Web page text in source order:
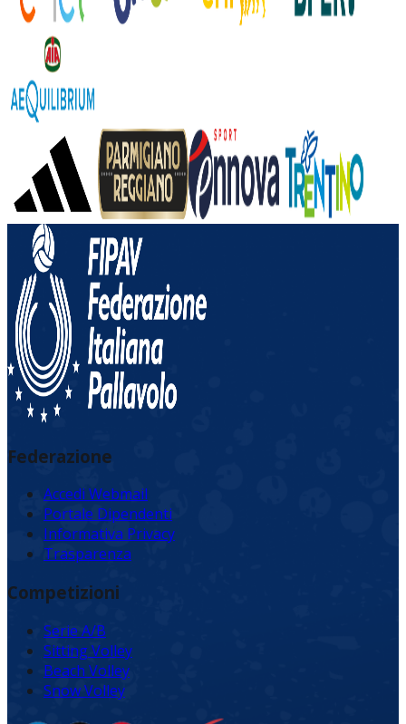
Federazione
Accedi Webmail
Portale Dipendenti
Informativa Privacy
Trasparenza
Competizioni
Serie A/B
Sitting Volley
Beach Volley
Snow Volley